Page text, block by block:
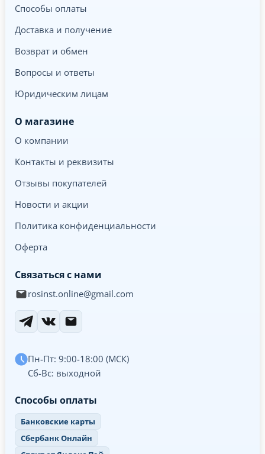
Способы оплаты
Доставка и получение
Возврат и обмен
Вопросы и ответы
Юридическим лицам
О магазине
О компании
Контакты и реквизиты
Отзывы покупателей
Новости и акции
Политика конфиденциальности
Оферта
Связаться с нами
rosinst.online@gmail.com
Пн-Пт: 9:00-18:00 (МСК)
Сб-Вс: выходной
Способы оплаты
Банковские карты
Сбербанк Онлайн